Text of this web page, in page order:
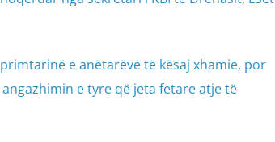
e anëtarëve të kësaj xhamie, por
e tyre që jeta fetare atje të